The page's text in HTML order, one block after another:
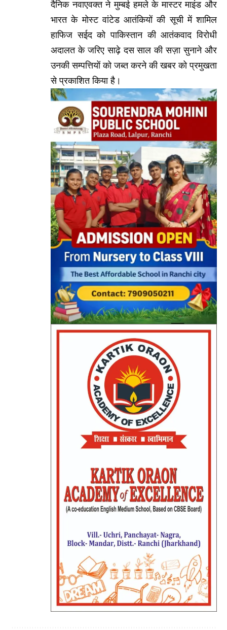
में खुशी की लहर
दैनिक नवाएवक्त ने मुम्बई हमले के मास्टर माइंड और
भारत के मोस्ट वांटेड आतंकियों की सूची में शामिल
हाफिज सईद को पाकिस्तान की आतंकवाद विरोधी
अदालत के जरिए साढ़े दस साल की सज़ा सुनाने और
उनकी सम्पत्तियों को जब्त करने की खबर को प्रमुखता
से प्रकाशित किया है।